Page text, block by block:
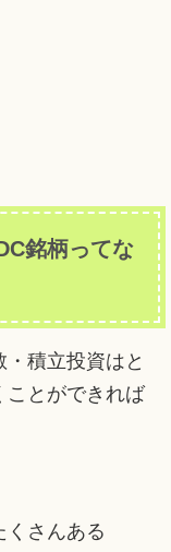
銘柄ってな
積立投資はと
ことができれば
くさんある